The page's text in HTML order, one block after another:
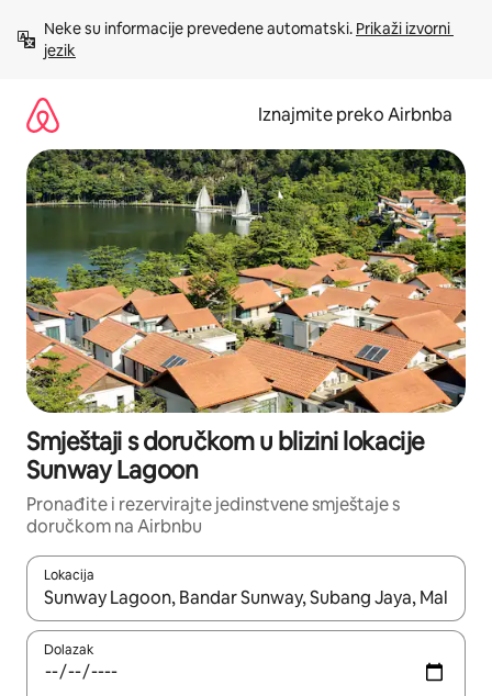
sadržaj
Neke su informacije prevedene automatski. Prikaži izvorni
jezik
Iznajmite preko Airbnba
Smještaji s doručkom u blizini lokacije
Sunway Lagoon
Pronađite i rezervirajte jedinstvene smještaje s
doručkom na Airbnbu
Lokacija
Kada budu dostupni rezultati, moći ćete ih pregledati
Dolazak